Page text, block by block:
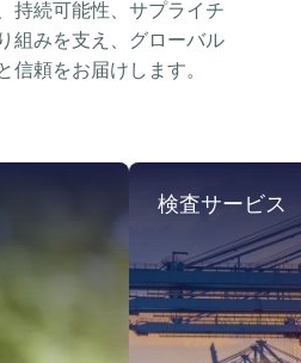
持続可能性、サプライチ
組みを支え、グローバル
信頼をお届けします。
検査サービス